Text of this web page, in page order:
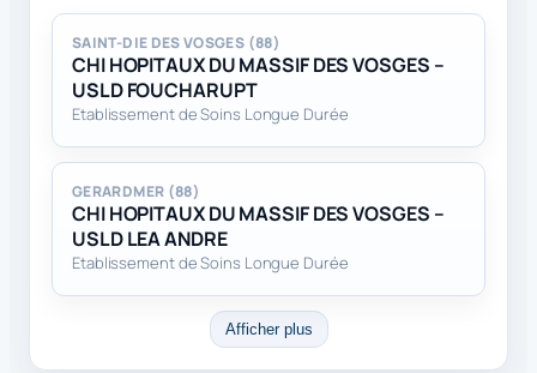
SAINT-DIE DES VOSGES (88)
CHI HOPITAUX DU MASSIF DES VOSGES –
USLD FOUCHARUPT
Etablissement de Soins Longue Durée
GERARDMER (88)
CHI HOPITAUX DU MASSIF DES VOSGES –
USLD LEA ANDRE
Etablissement de Soins Longue Durée
Afficher plus